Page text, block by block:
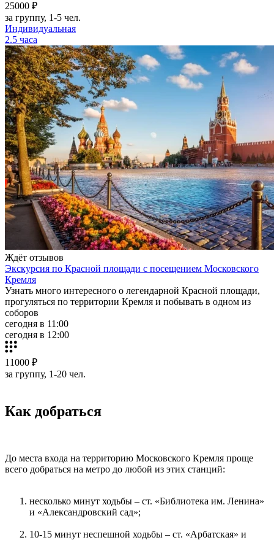
25000 ₽
за группу, 1-5 чел.
Индивидуальная
2.5 часа
Ждёт отзывов
Экскурсия по Красной площади с посещением Московского
Кремля
Узнать много интересного о легендарной Красной площади,
прогуляться по территории Кремля и побывать в одном из
соборов
сегодня в 11:00
сегодня в 12:00
11000 ₽
за группу, 1-20 чел.
Как добраться
До места входа на территорию Московского Кремля проще
всего добраться на метро до любой из этих станций:
несколько минут ходьбы – ст. «Библиотека им. Ленина»
и «Александровский сад»;
10-15 минут неспешной ходьбы – ст. «Арбатская» и